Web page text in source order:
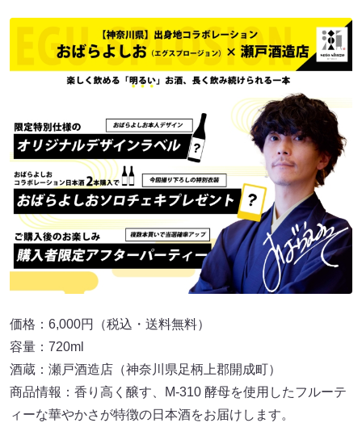
価格：6,000円（税込・送料無料）
容量：720ml
酒蔵：瀬戸酒造店（神奈川県足柄上郡開成町）
商品情報：香り高く醸す、M-310 酵母を使用したフルーテ
ィーな華やかさが特徴の日本酒をお届けします。